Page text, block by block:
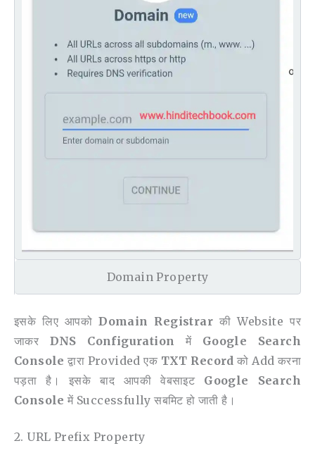
Domain Property
इसके लिए आपकोDomain Registrar की Website पर
जाकर DNS Configuration में Google Search
Console द्वारा Provided एक TXT Record को Add करना
पड़ता है। इसके बाद आपकी वेबसाइट Google Search
Console में Successfully सबमिट हो जाती है।
2. URL Prefix Property